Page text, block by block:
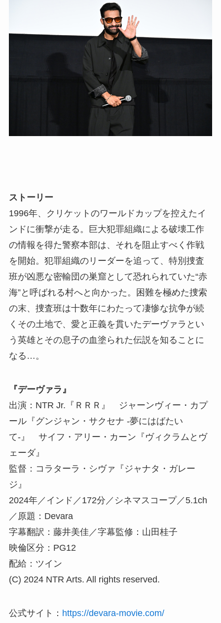
ストーリー
1996年、クリケットのワールドカップを控えたイ
ンドに衝撃が走る。巨大犯罪組織による破壊工作
の情報を得た警察本部は、それを阻止すべく作戦
を開始。犯罪組織のリーダーを追って、特別捜査
班が凶悪な密輸団の巣窟として恐れられていた“赤
海”と呼ばれる村へと向かった。困難を極めた捜索
の末、捜査班は十数年にわたって凄惨な抗争が続
くその土地で、愛と正義を貫いたデーヴァラとい
う英雄とその息子の血塗られた伝説を知ることに
なる…。
『デーヴァラ』
出演：NTR Jr.『ＲＲＲ』 ジャーンヴィー・カプ
ール『グンジャン・サクセナ -夢にはばたい
て-』 サイフ・アリー・カーン『ヴィクラムとヴ
ェーダ』
監督：コラターラ・シヴァ『ジャナタ・ガレー
ジ』
2024年／インド／172分／シネマスコープ／5.1ch
／原題：Devara
字幕翻訳：藤井美佳／字幕監修：山田桂子
映倫区分：PG12
配給：ツイン
(C) 2024 NTR Arts. All rights reserved.
公式サイト： https://devara-movie.com/